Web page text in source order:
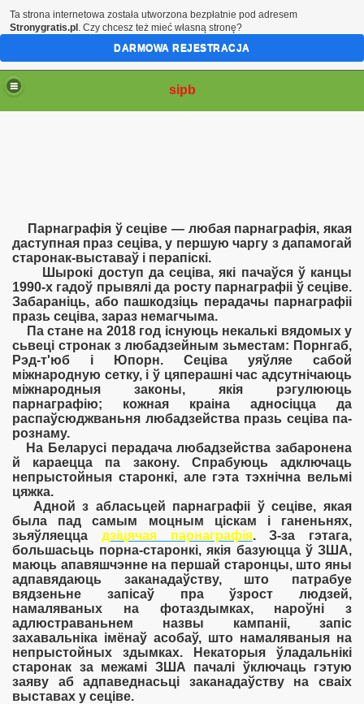
sipb
Парнаграфія ў сеціве — любая парнаграфія, якая
даступная праз сеціва, у першую чаргу з дапамогай
старонак-выставаў і перапіскі.
Шырокі доступ да сеціва, які пачаўся ў канцы
1990-х гадоў прывялі да росту парнаграфіі ў сеціве.
Забараніць, або пашкодзіць перадачы парнаграфіі
празь сеціва, зараз немагчыма.
Па стане на 2018 год існуюць некалькі вядомых у
сьвеці стронак з любадзейным зьместам: Порнгаб,
Рэд-т'юб і Юпорн. Сеціва уяўляе сабой
міжнародную сетку, і ў цяперашні час адсутнічаюць
міжнародныя законы, якія рэгулююць
парнаграфію; кожная краіна адносіцца да
распаўсюджваньня любадзейства празь сеціва па-
рознаму.
На Беларусі перадача любадзейства забаронена
й караецца па закону. Спрабуюць адключаць
непрыстойныя старонкі, але гэта тэхнічна вельмі
цяжка.
Адной з абласьцей парнаграфіі ў сеціве, якая
была пад самым моцным ціскам і ганеньнях,
зьяўляецца дзіцячая парнаграфія. З-за гэтага,
большасьць порна-старонкі, якія базуюцца ў ЗША,
маюць апавяшчэнне на першай старонцы, што яны
адпавядаюць заканадаўству, што патрабуе
вядзеньне запісаў пра ўзрост людзей,
намаляваных на фотаздымках, нароўні з
адлюстраваньнем назвы кампаніі, запіс
захавальніка імёнаў асобаў, што намаляваныя на
непрыстойных здымках. Некаторыя ўладальнікі
старонак за межамі ЗША пачалі ўключаць гэтую
заяву аб адпаведнасьці заканадаўству на сваіх
выставах у сеціве.
Ta strona internetowa została utworzona bezpłatnie pod adresem
Stronygratis.pl . Czy chcesz też mieć własną stronę?
DARMOWA REJESTRACJA